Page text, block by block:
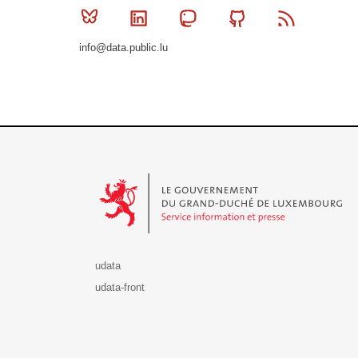
Bluesky Linkedin MastodonGithub
info@data.public.lu
udata
udata-front